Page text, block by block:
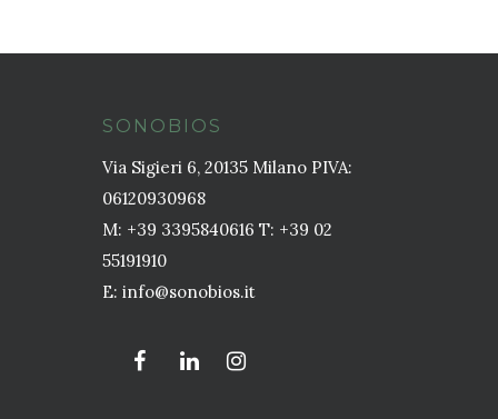
SONOBIOS
Via Sigieri 6, 20135 Milano PIVA:
06120930968
M: +39 3395840616 T: +39 02
55191910
E: info@sonobios.it